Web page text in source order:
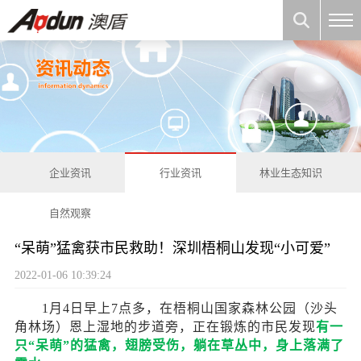
企业资讯 行业资讯 林业生态知识
自然观察
“呆萌”猛禽获市民救助！深圳梧桐山发现“小可爱”
2022-01-06 10:39:24
1月4日早上7点多，在梧桐山国家森林公园（沙头
角林场）恩上湿地的步道旁，正在锻炼的市民发现有一
只“呆萌”的猛禽，翅膀受伤，躺在草丛中，身上落满了